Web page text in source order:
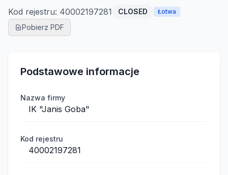
Kod rejestru: 40002197281 CLOSED Łotwa
Pobierz PDF
Podstawowe informacje
Nazwa firmy
IK "Janis Goba"
Kod rejestru
40002197281